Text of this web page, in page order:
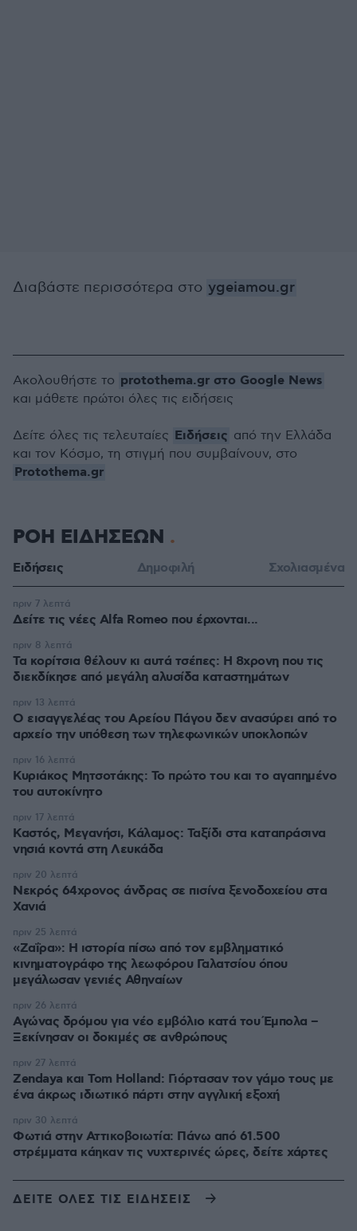
Διαβάστε περισσότερα στο ygeiamou.gr
Ακολουθήστε το protothema.gr στο Google News
και μάθετε πρώτοι όλες τις ειδήσεις
Δείτε όλες τις τελευταίες Ειδήσεις από την Ελλάδα
και τον Κόσμο, τη στιγμή που συμβαίνουν, στο
Protothema.gr
ΡΟΗ ΕΙΔΗΣΕΩΝ
Ειδήσεις Δημοφιλή Σχολιασμένα
Δείτε τις νέες Alfa Romeo που έρχονται...
πριν 7 λεπτά
Τα κορίτσια θέλουν κι αυτά τσέπες: Η 8χρονη που τις
διεκδίκησε από μεγάλη αλυσίδα καταστημάτων
πριν 8 λεπτά
Ο εισαγγελέας του Αρείου Πάγου δεν ανασύρει από το
αρχείο την υπόθεση των τηλεφωνικών υποκλοπών
πριν 13 λεπτά
Κυριάκος Μητσοτάκης: Το πρώτο του και το αγαπημένο
του αυτοκίνητο
πριν 16 λεπτά
Καστός, Μεγανήσι, Κάλαμος: Ταξίδι στα καταπράσινα
νησιά κοντά στη Λευκάδα
πριν 17 λεπτά
Νεκρός 64χρονος άνδρας σε πισίνα ξενοδοχείου στα
Χανιά
πριν 20 λεπτά
«Ζαΐρα»: Η ιστορία πίσω από τον εμβληματικό
κινηματογράφο της λεωφόρου Γαλατσίου όπου
μεγάλωσαν γενιές Αθηναίων
πριν 25 λεπτά
Αγώνας δρόμου για νέο εμβόλιο κατά του Έμπολα –
Ξεκίνησαν οι δοκιμές σε ανθρώπους
πριν 26 λεπτά
Zendaya και Tom Holland: Γιόρτασαν τον γάμο τους με
ένα άκρως ιδιωτικό πάρτι στην αγγλική εξοχή
πριν 27 λεπτά
Φωτιά στην Αττικοβοιωτία: Πάνω από 61.500
στρέμματα κάηκαν τις νυχτερινές ώρες, δείτε χάρτες
πριν 30 λεπτά
ΔΕΙΤΕ ΟΛΕΣ ΤΙΣ ΕΙΔΗΣΕΙΣ